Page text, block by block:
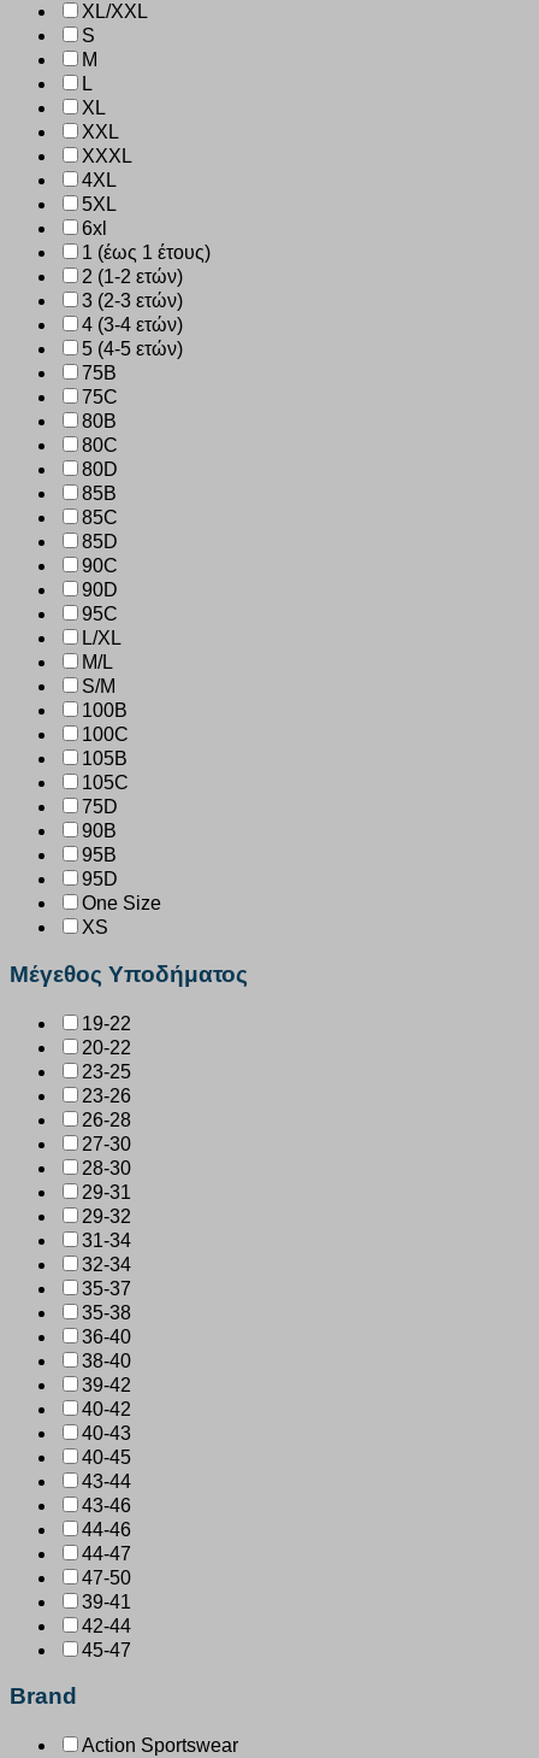
XL/XXL
S
M
L
XL
XXL
XXXL
4XL
5XL
6xl
1 (έως 1 έτους)
2 (1-2 ετών)
3 (2-3 ετών)
4 (3-4 ετών)
5 (4-5 ετών)
75B
75C
80B
80C
80D
85B
85C
85D
90C
90D
95C
L/XL
M/L
S/M
100B
100C
105B
105C
75D
90B
95B
95D
One Size
XS
Μέγεθος Υποδήματος
19-22
20-22
23-25
23-26
26-28
27-30
28-30
29-31
29-32
31-34
32-34
35-37
35-38
36-40
38-40
39-42
40-42
40-43
40-45
43-44
43-46
44-46
44-47
47-50
39-41
42-44
45-47
Brand
Action Sportswear